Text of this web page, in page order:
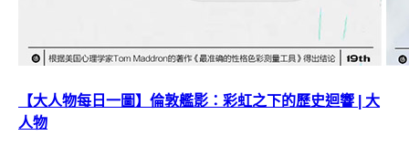
【大人物每日一圖】倫敦艦影：彩虹之下的歷史迴響 | 大
人物